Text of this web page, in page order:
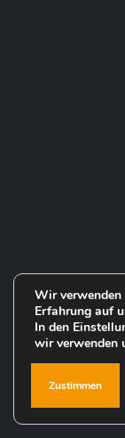
Wir verwenden
Erfahrung auf
In den
wir verwenden
Zustimmen